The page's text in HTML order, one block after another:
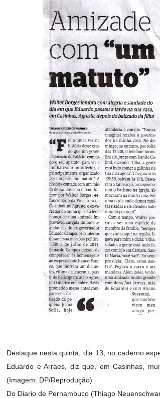
Destaque nesta quinta, dia 13, no caderno
Eduardo e Arraes, diz que, em Casinhas,
(Imagem: DP/Reprodução)
Do Diario de Pernambuco (Thiago